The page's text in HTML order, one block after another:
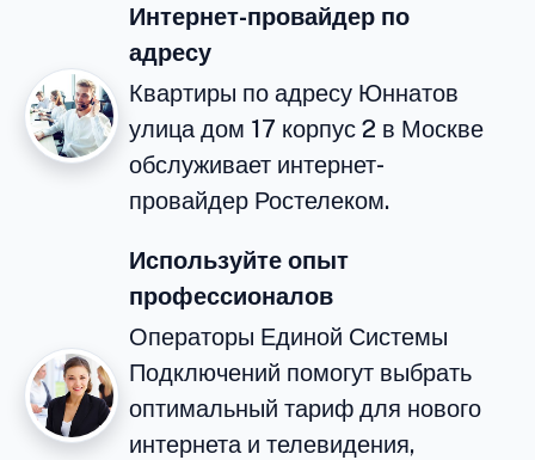
Интернет-провайдер по
адресу
Квартиры по адресу Юннатов
улица дом 17 корпус 2 в Москве
обслуживает интернет-
провайдер Ростелеком.
Используйте опыт
профессионалов
Операторы Единой Системы
Подключений помогут выбрать
оптимальный тариф для нового
интернета и телевидения,